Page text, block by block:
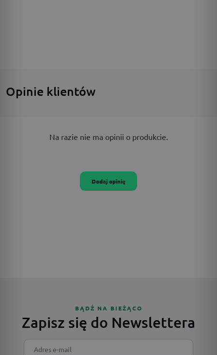
Opinie klientów
Na razie nie ma opinii o produkcie.
Dodaj opinię
BĄDŹ NA BIEŻĄCO
Zapisz się do Newslettera